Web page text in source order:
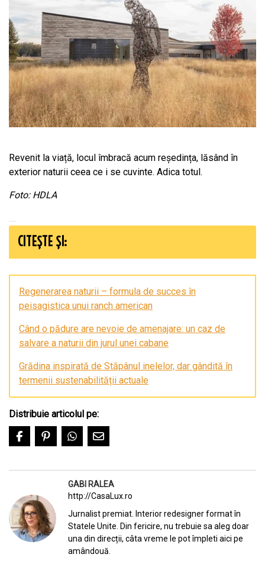
Revenit la viață, locul îmbracă acum reședința, lăsând în
exterior naturii ceea ce i se cuvinte. Adica totul.
Foto: HDLA
CITEȘTE ȘI:
Regenerarea naturii – formula de succes în
peisagistica unui ranch american
Când o pădure are nevoie de amenajare: un caz de
salvare a naturii din jurul unei cabane
Grădina inspirată de Stăpânul inelelor, dar gândită în
termenii sustenabilității actuale
Distribuie articolul pe:
GABI RALEA
http://CasaLux.ro
Jurnalist premiat. Interior redesigner format în
Statele Unite. Din fericire, nu trebuie sa aleg doar
una din direcții, câta vreme le pot împleti aici pe
amândouă.